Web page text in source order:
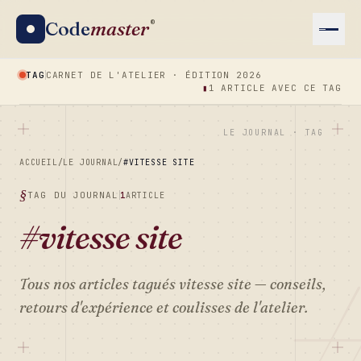
Codemaster®
TAG CARNET DE L'ATELIER · ÉDITION 2026
▮ 1 ARTICLE AVEC CE TAG
LE JOURNAL · TAG
ACCUEIL/LE JOURNAL/#VITESSE SITE
TAG DU JOURNAL 1ARTICLE
#vitesse site
Tous nos articles tagués vitesse site — conseils,
retours d'expérience et coulisses de l'atelier.